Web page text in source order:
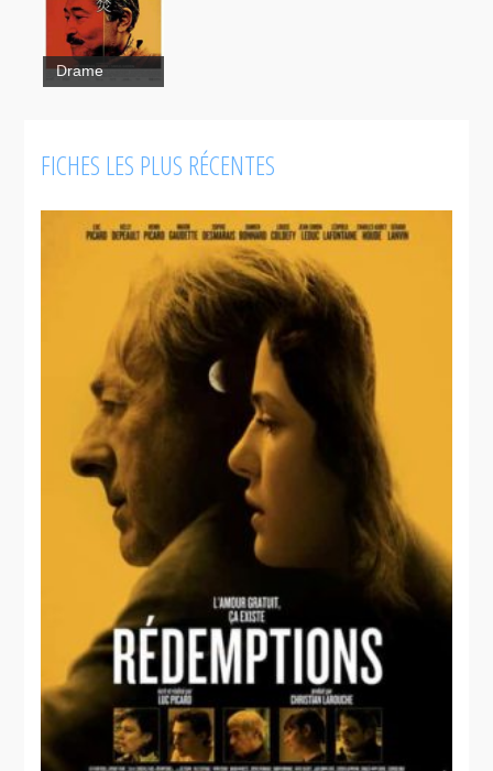
Kenny
Kamataki
Drame
FICHES LES PLUS RÉCENTES